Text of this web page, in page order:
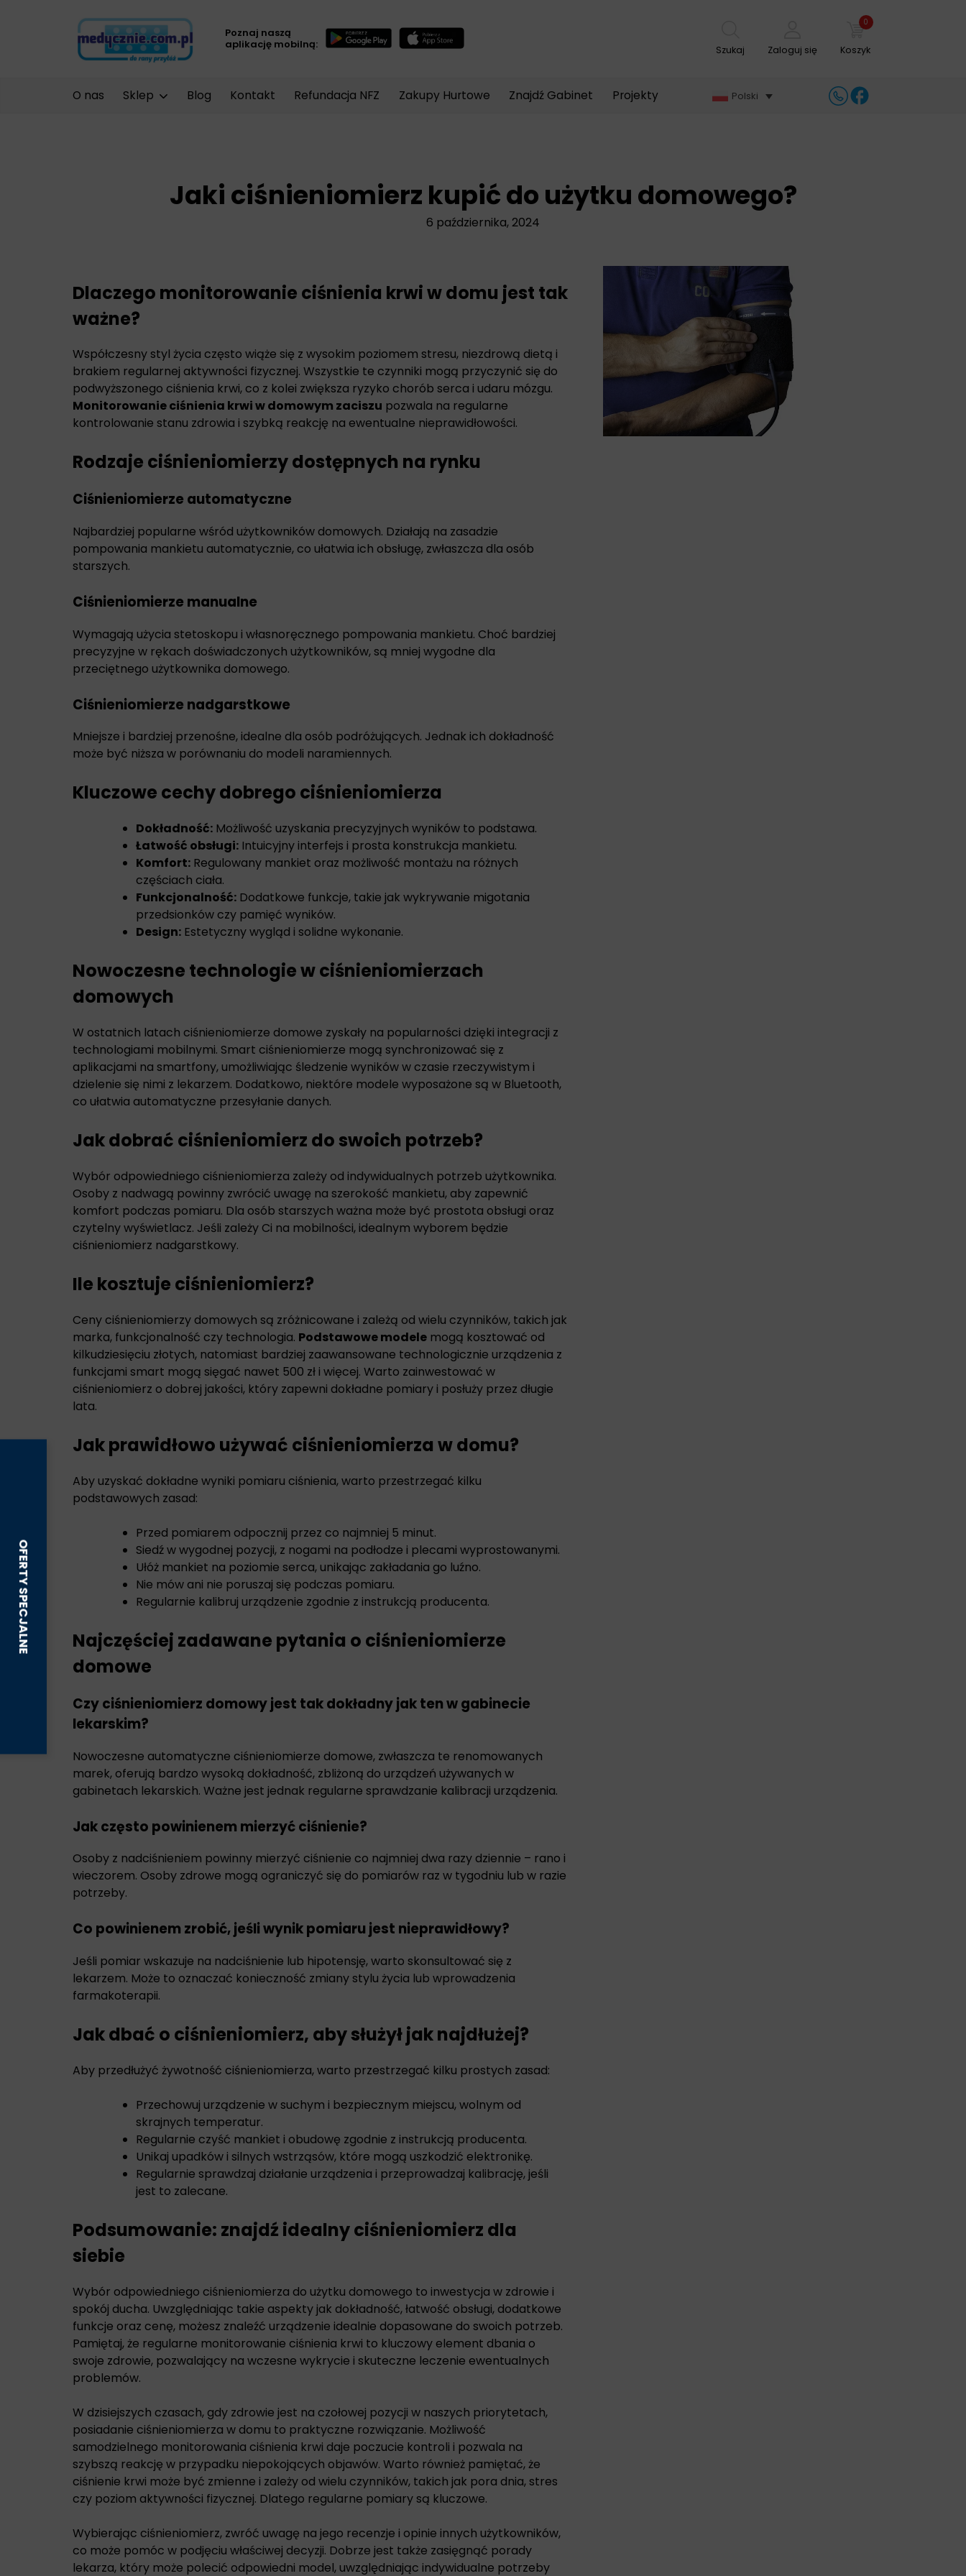
Poznaj naszą
aplikację mobilną:
Szukaj Zaloguj się
0
Koszyk
O nas Sklep Blog Kontakt Refundacja NFZ Zakupy Hurtowe Znajdź Gabinet Projekty Polski
Jaki ciśnieniomierz kupić do użytku domowego?
6 października, 2024
Dlaczego monitorowanie ciśnienia krwi w domu jest tak
ważne?
Współczesny styl życia często wiąże się z wysokim poziomem stresu, niezdrową dietą i
brakiem regularnej aktywności fizycznej. Wszystkie te czynniki mogą przyczynić się do
podwyższonego ciśnienia krwi, co z kolei zwiększa ryzyko chorób serca i udaru mózgu.
Monitorowanie ciśnienia krwi w domowym zaciszu pozwala na regularne
kontrolowanie stanu zdrowia i szybką reakcję na ewentualne nieprawidłowości.
Rodzaje ciśnieniomierzy dostępnych na rynku
Ciśnieniomierze automatyczne
Najbardziej popularne wśród użytkowników domowych. Działają na zasadzie
pompowania mankietu automatycznie, co ułatwia ich obsługę, zwłaszcza dla osób
starszych.
Ciśnieniomierze manualne
Wymagają użycia stetoskopu i własnoręcznego pompowania mankietu. Choć bardziej
precyzyjne w rękach doświadczonych użytkowników, są mniej wygodne dla
przeciętnego użytkownika domowego.
Ciśnieniomierze nadgarstkowe
Mniejsze i bardziej przenośne, idealne dla osób podróżujących. Jednak ich dokładność
może być niższa w porównaniu do modeli naramiennych.
Kluczowe cechy dobrego ciśnieniomierza
Dokładność:Możliwość uzyskania precyzyjnych wyników to podstawa.
Łatwość obsługi:Intuicyjny interfejs i prosta konstrukcja mankietu.
Komfort:Regulowany mankiet oraz możliwość montażu na różnych
częściach ciała.
Funkcjonalność:Dodatkowe funkcje, takie jak wykrywanie migotania
przedsionków czy pamięć wyników.
Design:Estetyczny wygląd i solidne wykonanie.
Nowoczesne technologie w ciśnieniomierzach
domowych
W ostatnich latach ciśnieniomierze domowe zyskały na popularności dzięki integracji z
technologiami mobilnymi. Smart ciśnieniomierze mogą synchronizować się z
aplikacjami na smartfony, umożliwiając śledzenie wyników w czasie rzeczywistym i
dzielenie się nimi z lekarzem. Dodatkowo, niektóre modele wyposażone są w Bluetooth,
co ułatwia automatyczne przesyłanie danych.
Jak dobrać ciśnieniomierz do swoich potrzeb?
Wybór odpowiedniego ciśnieniomierza zależy od indywidualnych potrzeb użytkownika.
Osoby z nadwagą powinny zwrócić uwagę na szerokość mankietu, aby zapewnić
komfort podczas pomiaru. Dla osób starszych ważna może być prostota obsługi oraz
czytelny wyświetlacz. Jeśli zależy Ci na mobilności, idealnym wyborem będzie
ciśnieniomierz nadgarstkowy.
Ile kosztuje ciśnieniomierz?
Ceny ciśnieniomierzy domowych są zróżnicowane i zależą od wielu czynników, takich jak
marka, funkcjonalność czy technologia. Podstawowe modelemogą kosztować od
kilkudziesięciu złotych, natomiast bardziej zaawansowane technologicznie urządzenia z
funkcjami smart mogą sięgać nawet 500 zł i więcej. Warto zainwestować w
ciśnieniomierz o dobrej jakości, który zapewni dokładne pomiary i posłuży przez długie
lata.
Jak prawidłowo używać ciśnieniomierza w domu?
Aby uzyskać dokładne wyniki pomiaru ciśnienia, warto przestrzegać kilku
podstawowych zasad:
Przed pomiarem odpocznij przez co najmniej 5 minut.
Siedź w wygodnej pozycji, z nogami na podłodze i plecami wyprostowanymi.
Ułóż mankiet na poziomie serca, unikając zakładania go luźno.
Nie mów ani nie poruszaj się podczas pomiaru.
Regularnie kalibruj urządzenie zgodnie z instrukcją producenta.
Najczęściej zadawane pytania o ciśnieniomierze
domowe
Czy ciśnieniomierz domowy jest tak dokładny jak ten w gabinecie
lekarskim?
Nowoczesne automatyczne ciśnieniomierze domowe, zwłaszcza te renomowanych
marek, oferują bardzo wysoką dokładność, zbliżoną do urządzeń używanych w
gabinetach lekarskich. Ważne jest jednak regularne sprawdzanie kalibracji urządzenia.
Jak często powinienem mierzyć ciśnienie?
Osoby z nadciśnieniem powinny mierzyć ciśnienie co najmniej dwa razy dziennie – rano i
wieczorem. Osoby zdrowe mogą ograniczyć się do pomiarów raz w tygodniu lub w razie
potrzeby.
Co powinienem zrobić, jeśli wynik pomiaru jest nieprawidłowy?
Jeśli pomiar wskazuje na nadciśnienie lub hipotensję, warto skonsultować się z
lekarzem. Może to oznaczać konieczność zmiany stylu życia lub wprowadzenia
farmakoterapii.
Jak dbać o ciśnieniomierz, aby służył jak najdłużej?
Aby przedłużyć żywotność ciśnieniomierza, warto przestrzegać kilku prostych zasad:
Przechowuj urządzenie w suchym i bezpiecznym miejscu, wolnym od
skrajnych temperatur.
Regularnie czyść mankiet i obudowę zgodnie z instrukcją producenta.
Unikaj upadków i silnych wstrząsów, które mogą uszkodzić elektronikę.
Regularnie sprawdzaj działanie urządzenia i przeprowadzaj kalibrację, jeśli
jest to zalecane.
Podsumowanie: znajdź idealny ciśnieniomierz dla
siebie
Wybór odpowiedniego ciśnieniomierza do użytku domowego to inwestycja w zdrowie i
spokój ducha. Uwzględniając takie aspekty jak dokładność, łatwość obsługi, dodatkowe
funkcje oraz cenę, możesz znaleźć urządzenie idealnie dopasowane do swoich potrzeb.
Pamiętaj, że regularne monitorowanie ciśnienia krwi to kluczowy element dbania o
swoje zdrowie, pozwalający na wczesne wykrycie i skuteczne leczenie ewentualnych
problemów.
W dzisiejszych czasach, gdy zdrowie jest na czołowej pozycji w naszych priorytetach,
posiadanie ciśnieniomierza w domu to praktyczne rozwiązanie. Możliwość
samodzielnego monitorowania ciśnienia krwi daje poczucie kontroli i pozwala na
szybszą reakcję w przypadku niepokojących objawów. Warto również pamiętać, że
ciśnienie krwi może być zmienne i zależy od wielu czynników, takich jak pora dnia, stres
czy poziom aktywności fizycznej. Dlatego regularne pomiary są kluczowe.
Wybierając ciśnieniomierz, zwróć uwagę na jego recenzje i opinie innych użytkowników,
co może pomóc w podjęciu właściwej decyzji. Dobrze jest także zasięgnąć porady
lekarza, który może polecić odpowiedni model, uwzględniając indywidualne potrzeby